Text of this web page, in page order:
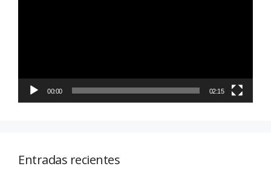
00:00 02:15
Entradas recientes